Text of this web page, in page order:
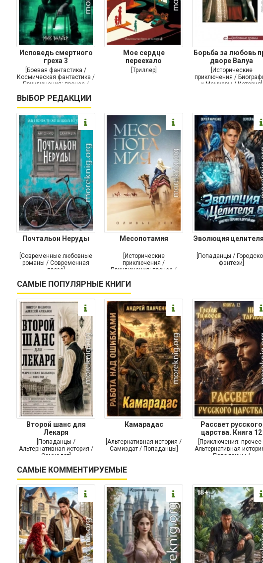
Исповедь смертного
греха 3
[Боевая фантастика /
Космическая фантастика /
Приключения: прочее /
Мое сердце
переехало
[Триллер]
Борьба за любовь
дворе Валуа
[Исторические
приключения /
и Мемуары / История]
ВЫБОР РЕДАКЦИИ
Почтальон Неруды
[Современные любовные
романы / Современная
проза]
Месопотамия
[Исторические
приключения /
Приключения: прочее /
Историческая проза]
Эволюция
[Попаданцы /
фэнтези]
САМЫЕ ПОПУЛЯРНЫЕ КНИГИ
Второй шанс для
Лекаря
[Попаданцы /
Альтернативная история /
Самиздат]
Камарадас
[Альтернативная история /
Самиздат / Попаданцы]
Рассвет русского
царства. Книга 12
[Приключения: прочее
Альтернативная
Попаданцы /
САМЫЕ КОММЕНТИРУЕМЫЕ